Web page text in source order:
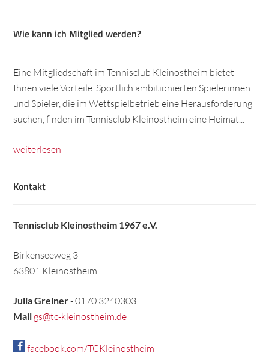
Wie kann ich Mitglied werden?
Eine Mitgliedschaft im Tennisclub Kleinostheim bietet
Ihnen viele Vorteile. Sportlich ambitionierten Spielerinnen
und Spieler, die im Wettspielbetrieb eine Herausforderung
suchen, finden im Tennisclub Kleinostheim eine Heimat...
weiterlesen
Kontakt
Tennisclub Kleinostheim 1967 e.V.
Birkenseeweg 3
63801 Kleinostheim
Julia Greiner- 0170.3240303
Mail gs@tc-kleinostheim.de
facebook.com/TCKleinostheim